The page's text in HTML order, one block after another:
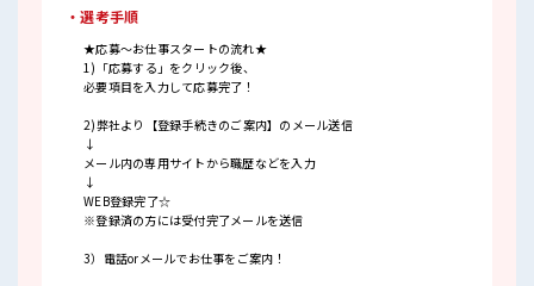
・選考手順
★応募～お仕事スタートの流れ★
1)「応募する」をクリック後、
必要項目を入力して応募完了！
2)弊社より【登録手続きのご案内】のメール送信
↓
メール内の専用サイトから職歴などを入力
↓
WEB登録完了☆
※登録済の方には受付完了メールを送信
3）電話orメールでお仕事をご案内！